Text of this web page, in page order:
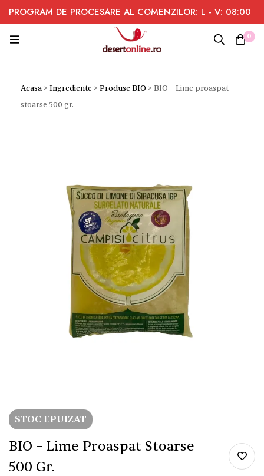
PROGRAM DE PROCESARE AL COMENZILOR: L - V: 08:00
- 16:00
0
Acasa >Ingrediente >Produse BIO > BIO – Lime proaspat
stoarse 500 gr.
STOC EPUIZAT
BIO – Lime Proaspat Stoarse
500 Gr.